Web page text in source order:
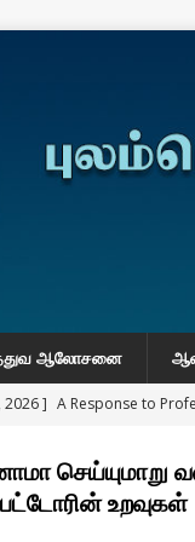
ஆலோசனை
2026 ] A Response to
2026 ] Obituary:
செய்யுமாறு
உறவுகள்